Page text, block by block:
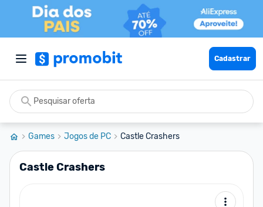
Cadastrar
Games Jogos de PC Castle Crashers
Castle Crashers